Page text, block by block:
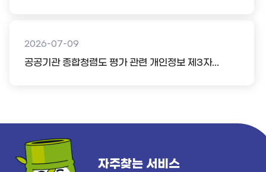
2026-07-09
공공기관 종합청렴도 평가 관련 개인정보 제3자...
자주찾는 서비스